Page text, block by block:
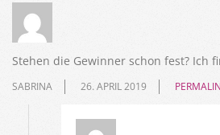
Stehen die Gewinner schon fest? Ich
SABRINA 26. APRIL 2019